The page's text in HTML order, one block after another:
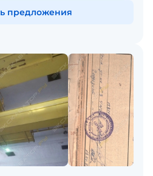
предложения